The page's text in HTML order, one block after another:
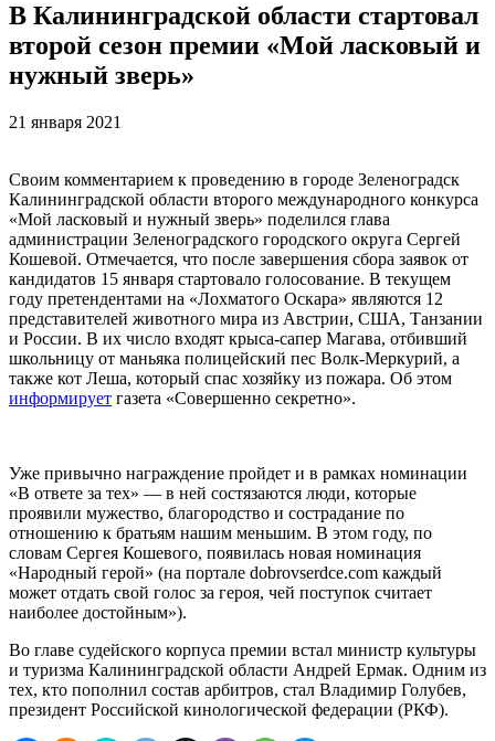
В Калининградской области стартовал
второй сезон премии «Мой ласковый и
нужный зверь»
21 января 2021
Своим комментарием к проведению в городе Зеленоградск
Калининградской области второго международного конкурса
«Мой ласковый и нужный зверь» поделился глава
администрации Зеленоградского городского округа Сергей
Кошевой. Отмечается, что после завершения сбора заявок от
кандидатов 15 января стартовало голосование. В текущем
году претендентами на «Лохматого Оскара» являются 12
представителей животного мира из Австрии, США, Танзании
и России. В их число входят крыса-сапер Магава, отбивший
школьницу от маньяка полицейский пес Волк-Меркурий, а
также кот Леша, который спас хозяйку из пожара. Об этом
информирует газета «Совершенно секретно».
Уже привычно награждение пройдет и в рамках номинации
«В ответе за тех» — в ней состязаются люди, которые
проявили мужество, благородство и сострадание по
отношению к братьям нашим меньшим. В этом году, по
словам Сергея Кошевого, появилась новая номинация
«Народный герой» (на портале dobrovserdce.com каждый
может отдать свой голос за героя, чей поступок считает
наиболее достойным»).
Во главе судейского корпуса премии встал министр культуры
и туризма Калининградской области Андрей Ермак. Одним из
тех, кто пополнил состав арбитров, стал Владимир Голубев,
президент Российской кинологической федерации (РКФ).